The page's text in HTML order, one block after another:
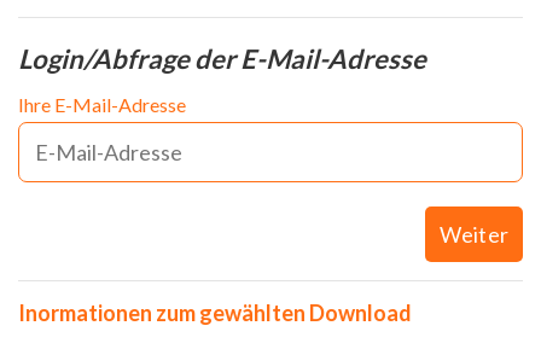
Login/Abfrage der E-Mail-Adresse
Ihre E-Mail-Adresse
Weiter
Inormationen zum gewählten Download